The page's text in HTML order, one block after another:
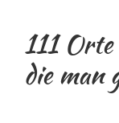
111
die man